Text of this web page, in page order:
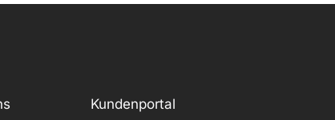
Kundenportal